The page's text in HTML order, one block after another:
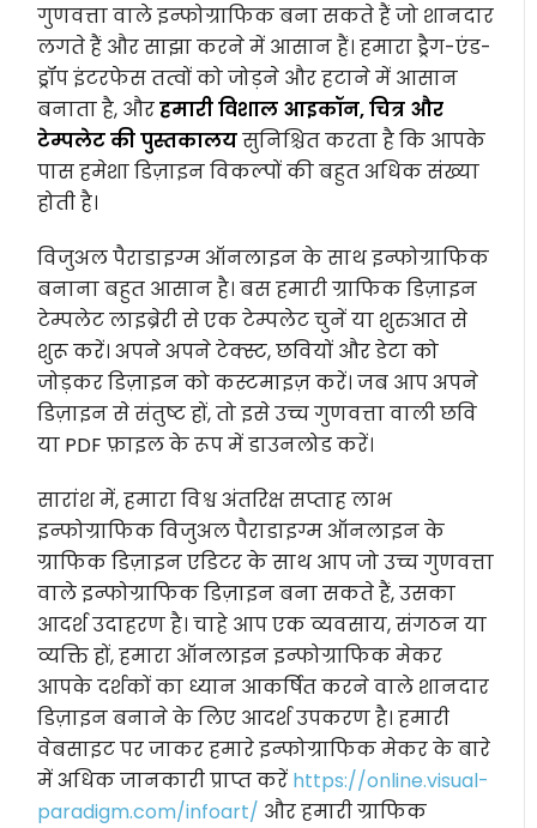
गुणवत्ता वाले इन्फोग्राफिक बना सकते हैं जो शानदार
लगते हैं और साझा करने में आसान हैं। हमारा ड्रैग-एंड-
ड्रॉप इंटरफेस तत्वों को जोड़ने और हटाने में आसान
बनाता है, औरहमारी विशाल आइकॉन, चित्र और
टेम्पलेट की पुस्तकालयसुनिश्चित करता है कि आपके
पास हमेशा डिज़ाइन विकल्पों की बहुत अधिक संख्या
होती है।
विजुअल पैराडाइग्म ऑनलाइन के साथ इन्फोग्राफिक
बनाना बहुत आसान है। बस हमारी ग्राफिक डिज़ाइन
टेम्पलेट लाइब्रेरी से एक टेम्पलेट चुनें या शुरुआत से
शुरू करें। अपने अपने टेक्स्ट, छवियों और डेटा को
जोड़कर डिज़ाइन को कस्टमाइज़ करें। जब आप अपने
डिज़ाइन से संतुष्ट हों, तो इसे उच्च गुणवत्ता वाली छवि
या PDF फ़ाइल के रूप में डाउनलोड करें।
सारांश में, हमारा विश्व अंतरिक्ष सप्ताह लाभ
इन्फोग्राफिक विजुअल पैराडाइग्म ऑनलाइन के
ग्राफिक डिज़ाइन एडिटर के साथ आप जो उच्च गुणवत्ता
वाले इन्फोग्राफिक डिज़ाइन बना सकते हैं, उसका
आदर्श उदाहरण है। चाहे आप एक व्यवसाय, संगठन या
व्यक्ति हों, हमारा ऑनलाइन इन्फोग्राफिक मेकर
आपके दर्शकों का ध्यान आकर्षित करने वाले शानदार
डिज़ाइन बनाने के लिए आदर्श उपकरण है। हमारी
वेबसाइट पर जाकर हमारे इन्फोग्राफिक मेकर के बारे
में अधिक जानकारी प्राप्त करें https://online.visual-
paradigm.com/infoart/ और हमारी ग्राफिक